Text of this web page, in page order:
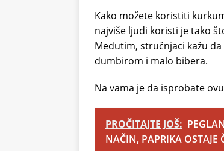
Kako možete koristiti
najviše ljudi koristi je tako
Međutim, stručnjaci kažu
đumbirom i malo bibera.
Na vama je da isprobate
PROČITAJTE JOŠ:
NAČIN, PAPRIKA